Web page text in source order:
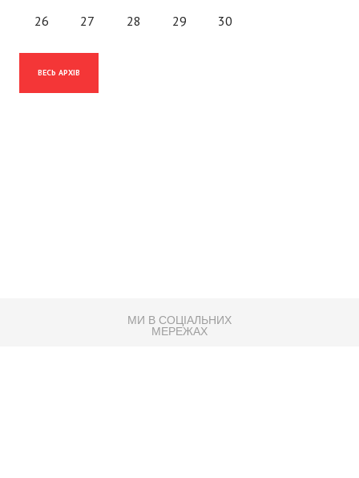
26 27 28 29 30
ВЕСЬ АРХІВ
МИ В СОЦІАЛЬНИХ
МЕРЕЖАХ